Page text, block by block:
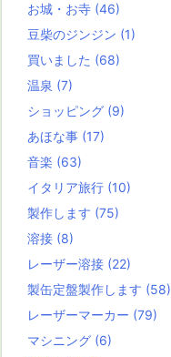
お城・お寺 (46)
豆柴のジンジン (1)
買いました (68)
温泉 (7)
ショッピング (9)
あほな事 (17)
音楽 (63)
イタリア旅行 (10)
製作します (75)
溶接 (8)
レーザー溶接 (22)
製缶定盤製作します (58)
レーザーマーカー (79)
マシニング (6)